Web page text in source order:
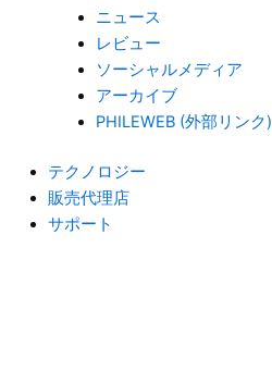
ニュース
レビュー
ソーシャルメディア
アーカイブ
PHILEWEB (外部リンク)
テクノロジー
販売代理店
サポート